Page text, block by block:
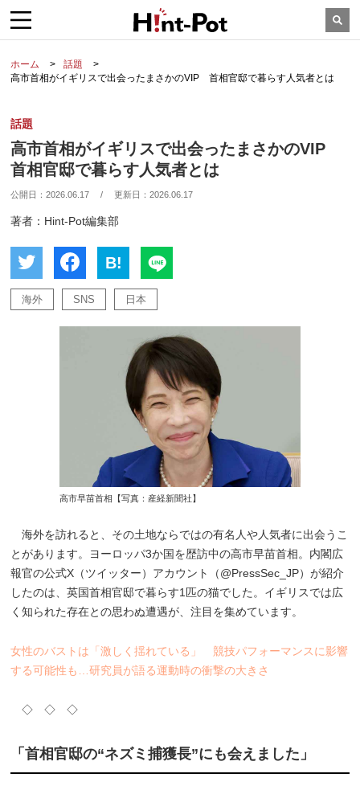
ホーム
話題
高市首相がイギリスで出会ったまさかのVIP 首相官邸で暮らす人気者とは
話題
高市首相がイギリスで出会ったまさかのVIP
首相官邸で暮らす人気者とは
公開日：2026.06.17 / 更新日：2026.06.17
著者：Hint-Pot編集部
B!
海外 SNS 日本
高市早苗首相【写真：産経新聞社】
海外を訪れると、その土地ならではの有名人や人気者に出会うこ
とがあります。ヨーロッパ3か国を歴訪中の高市早苗首相。内閣広
報官の公式X（ツイッター）アカウント（@PressSec_JP）が紹介
したのは、英国首相官邸で暮らす1匹の猫でした。イギリスでは広
く知られた存在との思わぬ遭遇が、注目を集めています。
女性のバストは「激しく揺れている」 競技パフォーマンスに影響
する可能性も…研究員が語る運動時の衝撃の大きさ
◇ ◇ ◇
「首相官邸の“ネズミ捕獲長”にも会えました」